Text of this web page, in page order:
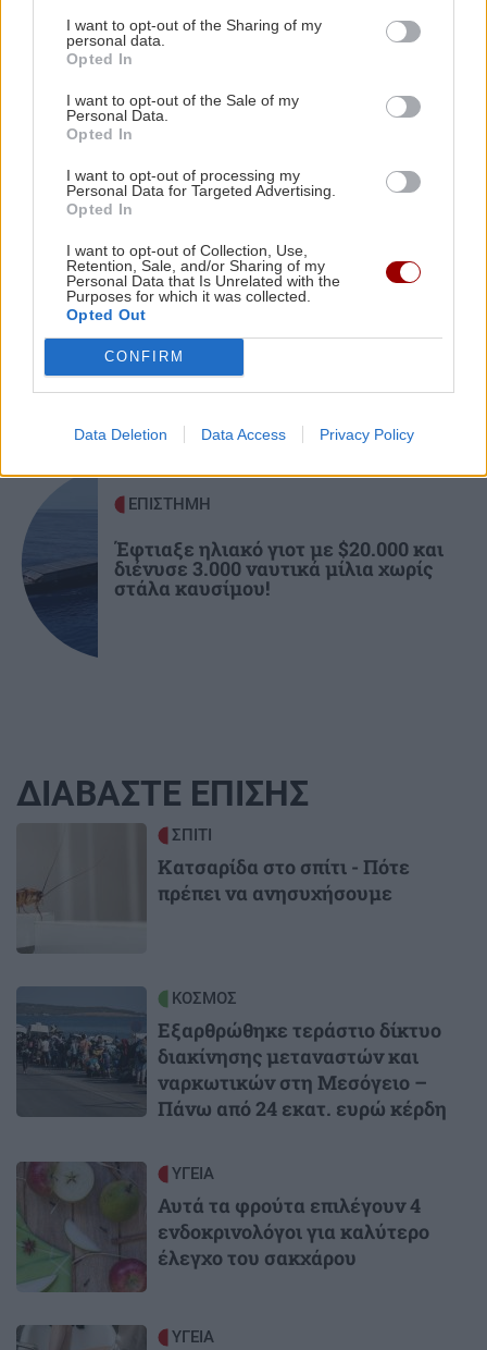
I want to opt-out of the Sharing of my
personal data.
Opted In
I want to opt-out of the Sale of my
Personal Data.
Opted In
I want to opt-out of processing my
Personal Data for Targeted Advertising.
Opted In
I want to opt-out of Collection, Use,
Retention, Sale, and/or Sharing of my
Personal Data that Is Unrelated with the
Purposes for which it was collected.
Opted Out
CONFIRM
Data Deletion Data Access Privacy Policy
Πλύσιμο των ποδιών με αλάτι και ελαιόλαδο:
Γιατί ειδικοί το συνιστούν και σε τι χρησιμεύει
21:35
ΚΟΣΜΟΣ
Το ταξίδι με το τρένο που θα σας μείνει
αξέχαστο (εικόνες)
Ιταλία: Τα ελαιοτριβεία ενώνονται να
αντιμετωπίσουν την κρίση
ΣΧΕΣΕΙΣ ΚΑΙ SEX
Μικρές αλλαγές που μπορούν να
φέρουν ξανά τη σπίθα στη σχέση σου
GOSSIP - LIFESTYLE
Ο Τζέιμς Κάμερον φαίνεται έτοιμος
να αφήσει πίσω του το «Avatar»
ΕΠΙΣΤΗΜΗ
Έφτιαξε ηλιακό γιοτ με $20.000 και
διένυσε 3.000 ναυτικά μίλια χωρίς
στάλα καυσίμου!
ΔΙΑΒΑΣΤΕ ΕΠΙΣΗΣ
ΣΠΙΤΙ
Κατσαρίδα στο σπίτι - Πότε
πρέπει να ανησυχήσουμε
ΚΟΣΜΟΣ
Εξαρθρώθηκε τεράστιο δίκτυο
διακίνησης μεταναστών και
ναρκωτικών στη Μεσόγειο –
Πάνω από 24 εκατ. ευρώ κέρδη
Image ΥΓΕΙΑ
Αυτά τα φρούτα επιλέγουν 4
ενδοκρινολόγοι για καλύτερο
έλεγχο του σακχάρου
Image ΥΓΕΙΑ